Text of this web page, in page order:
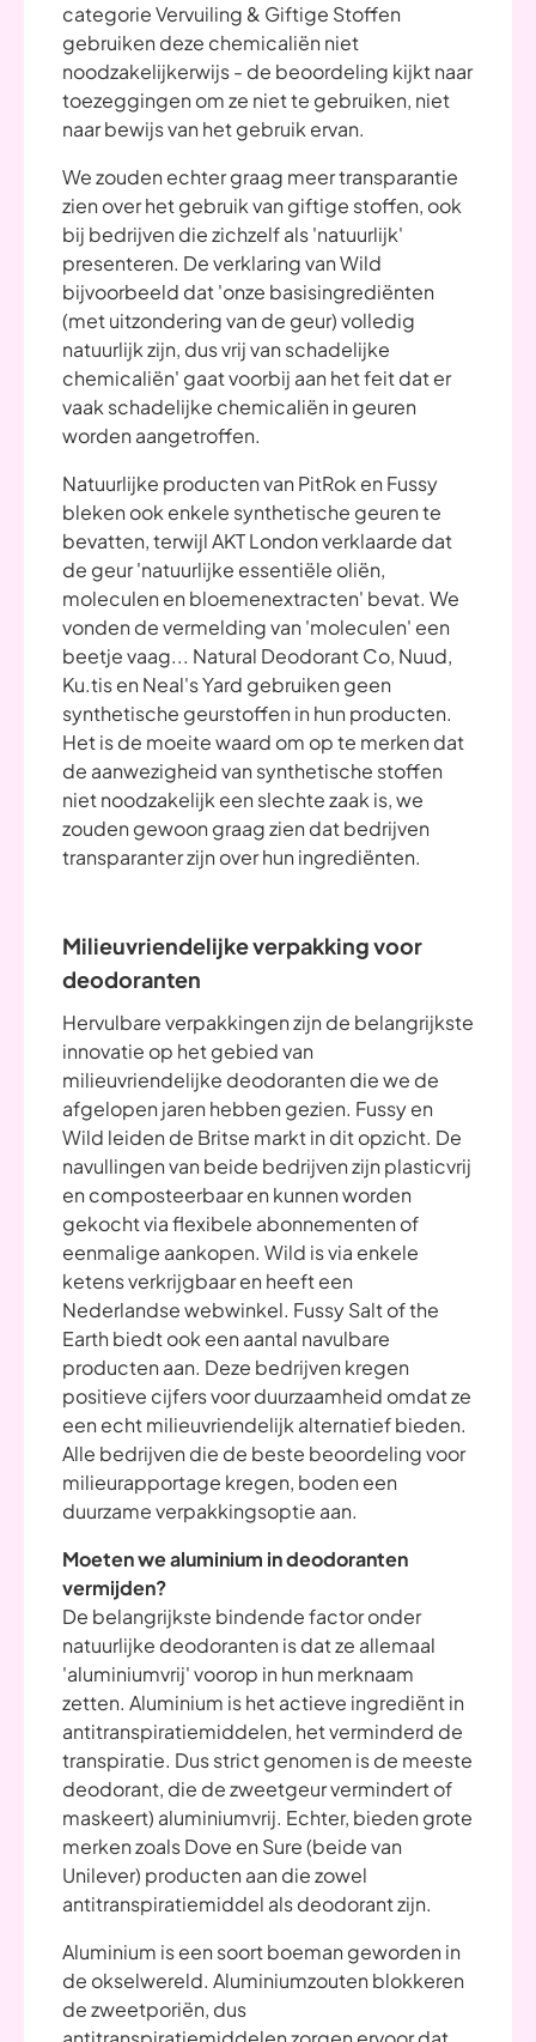
categorie Vervuiling & Giftige Stoffen
gebruiken deze chemicaliën niet
noodzakelijkerwijs - de beoordeling kijkt naar
toezeggingen om ze niet te gebruiken, niet
naar bewijs van het gebruik ervan.
We zouden echter graag meer transparantie
zien over het gebruik van giftige stoffen, ook
bij bedrijven die zichzelf als 'natuurlijk'
presenteren. De verklaring van Wild
bijvoorbeeld dat 'onze basisingrediënten
(met uitzondering van de geur) volledig
natuurlijk zijn, dus vrij van schadelijke
chemicaliën' gaat voorbij aan het feit dat er
vaak schadelijke chemicaliën in geuren
worden aangetroffen.
Natuurlijke producten van PitRok en Fussy
bleken ook enkele synthetische geuren te
bevatten, terwijl AKT London verklaarde dat
de geur 'natuurlijke essentiële oliën,
moleculen en bloemenextracten' bevat. We
vonden de vermelding van 'moleculen' een
beetje vaag... Natural Deodorant Co, Nuud,
Ku.tis en Neal's Yard gebruiken geen
synthetische geurstoffen in hun producten.
Het is de moeite waard om op te merken dat
de aanwezigheid van synthetische stoffen
niet noodzakelijk een slechte zaak is, we
zouden gewoon graag zien dat bedrijven
transparanter zijn over hun ingrediënten.
Milieuvriendelijke verpakking voor
deodoranten
Hervulbare verpakkingen zijn de belangrijkste
innovatie op het gebied van
milieuvriendelijke deodoranten die we de
afgelopen jaren hebben gezien. Fussy en
Wild leiden de Britse markt in dit opzicht. De
navullingen van beide bedrijven zijn plasticvrij
en composteerbaar en kunnen worden
gekocht via flexibele abonnementen of
eenmalige aankopen. Wild is via enkele
ketens verkrijgbaar en heeft een
Nederlandse webwinkel. Fussy Salt of the
Earth biedt ook een aantal navulbare
producten aan. Deze bedrijven kregen
positieve cijfers voor duurzaamheid omdat ze
een echt milieuvriendelijk alternatief bieden.
Alle bedrijven die de beste beoordeling voor
milieurapportage kregen, boden een
duurzame verpakkingsoptie aan.
Moeten we aluminium in deodoranten
vermijden?
De belangrijkste bindende factor onder
natuurlijke deodoranten is dat ze allemaal
'aluminiumvrij' voorop in hun merknaam
zetten. Aluminium is het actieve ingrediënt in
antitranspiratiemiddelen, het verminderd de
transpiratie. Dus strict genomen is de meeste
deodorant, die de zweetgeur vermindert of
maskeert) aluminiumvrij. Echter, bieden grote
merken zoals Dove en Sure (beide van
Unilever) producten aan die zowel
antitranspiratiemiddel als deodorant zijn.
Aluminium is een soort boeman geworden in
de okselwereld. Aluminiumzouten blokkeren
de zweetporiën, dus